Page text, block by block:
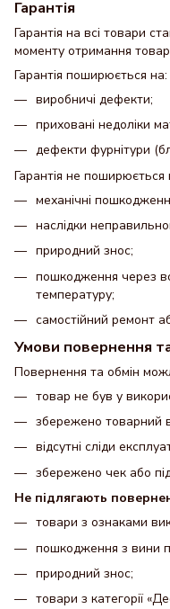
Гарантія
Гарантія на всі товари
моменту отримання
Гарантія поширюється на:
виробничі дефекти;
приховані недоліки
дефекти фурнітури
Гарантія не поширюється
механічні
наслідки
природний знос;
пошкодження через
температуру;
самостійний ремонт
Умови повернення
Повернення та обмін
товар не був у
збережено товарний
відсутні сліди
збережено чек або
Не підлягають
товари з ознаками
пошкодження з вини
природний знос;
товари з категорії